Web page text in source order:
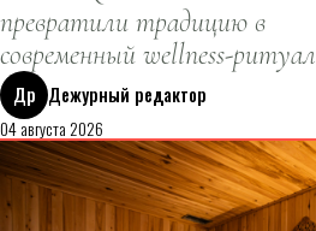
превратили традицию в
современный wellness-ритуал
Др Дежурный редактор
04 августа 2026